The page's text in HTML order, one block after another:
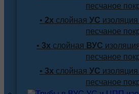
песчаное
• 2х слойная УС изоляция
песчаное
• 3х слойная ВУС
песчаное
• 3х слойная УС изоляция
песчаное